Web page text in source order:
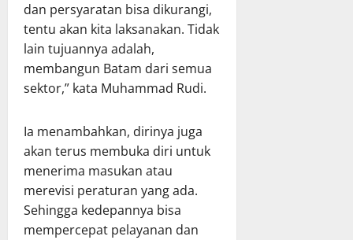
dan persyaratan bisa dikurangi,
tentu akan kita laksanakan. Tidak
lain tujuannya adalah,
membangun Batam dari semua
sektor,” kata Muhammad Rudi.
Ia menambahkan, dirinya juga
akan terus membuka diri untuk
menerima masukan atau
merevisi peraturan yang ada.
Sehingga kedepannya bisa
mempercepat pelayanan dan